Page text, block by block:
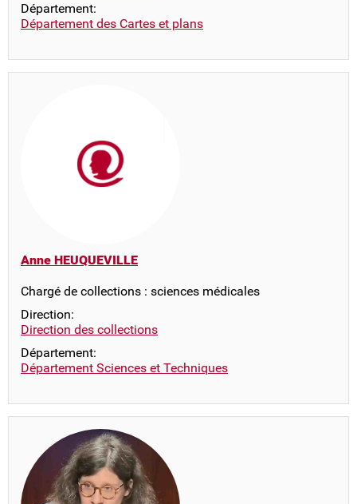
Département:
Département des Cartes et plans
Anne HEUQUEVILLE
Chargé de collections : sciences médicales
Direction:
Direction des collections
Département:
Département Sciences et Techniques